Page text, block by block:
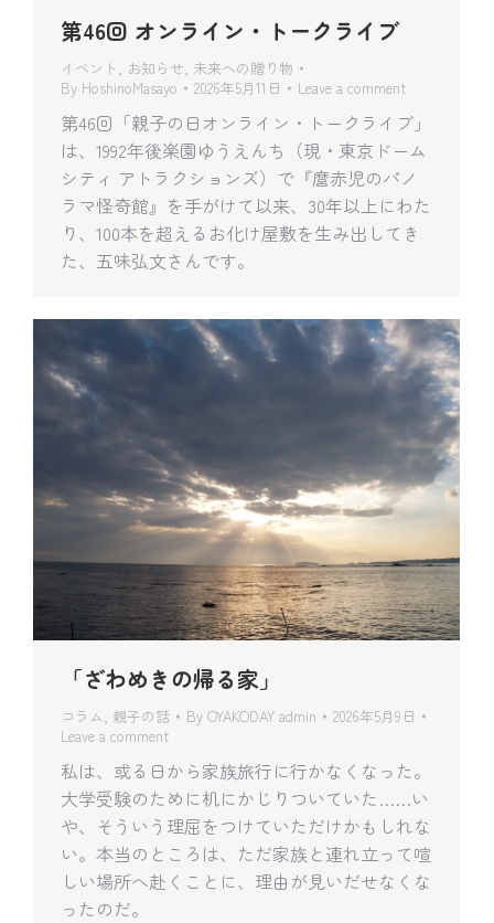
第46回 オンライン・トークライブ
イベント , お知らせ, 未来への贈り物
By HoshinoMasayo 2026年5月11日 Leave a comment
第46回「親子の日オンライン・トークライブ」
は、1992年後楽園ゆうえんち（現・東京ドーム
シティ アトラクションズ）で『麿赤児のパノ
ラマ怪奇館』を手がけて以来、30年以上にわた
り、100本を超えるお化け屋敷を生み出してき
た、五味弘文さんです。
「ざわめきの帰る家」
コラム, 親子の話 By OYAKODAY admin
2026年5月9日
Leave a comment
私は、或る日から家族旅行に行かなくなった。
大学受験のために机にかじりついていた……い
や、そういう理屈をつけていただけかもしれな
い。本当のところは、ただ家族と連れ立って喧
しい場所へ赴くことに、理由が見いだせなくな
ったのだ。